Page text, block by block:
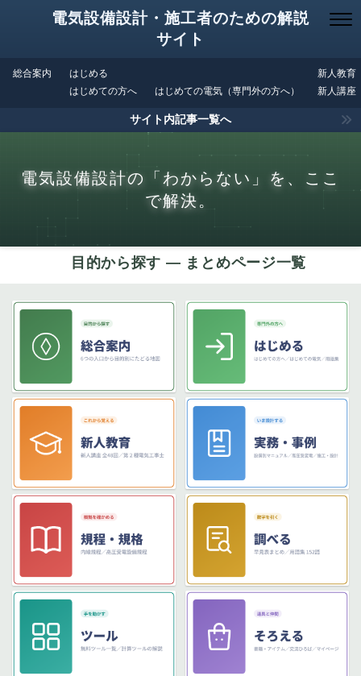
電気設備設計・施工者のための解説
サイト
総合案内
はじめる
はじめての方へ
はじめての電気（専門外の方へ）
新人教育
新人講座
サイト内記事一覧へ
電気設備設計の「わからない」を、ここ
で解決。